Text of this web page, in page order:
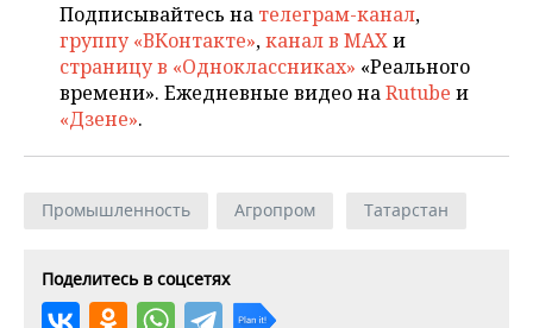
Подписывайтесь на телеграм-канал,
группу «ВКонтакте»,канал в MAXи
страницу в «Одноклассниках» «Реального
времени». Ежедневные видео наRutube и
«Дзене».
Промышленность Агропром Татарстан
Поделитесь в соцсетях